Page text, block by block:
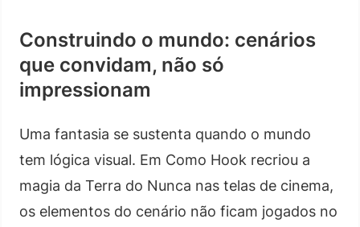
Construindo o mundo: cenários
que convidam, não só
impressionam
Uma fantasia se sustenta quando o mundo
tem lógica visual. Em Como Hook recriou a
magia da Terra do Nunca nas telas de cinema,
os elementos do cenário não ficam jogados no